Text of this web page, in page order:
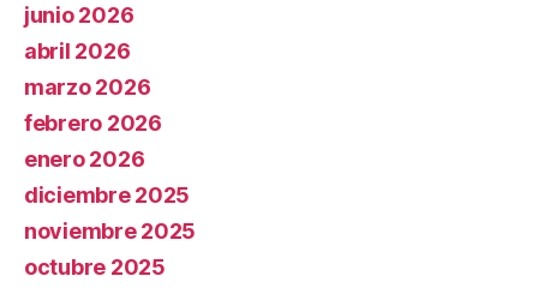
junio 2026
abril 2026
marzo 2026
febrero 2026
enero 2026
diciembre 2025
noviembre 2025
octubre 2025